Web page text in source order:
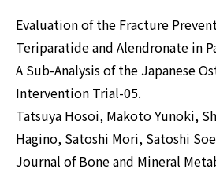
Evaluation of the Fracture
Teriparatide and Alendronate in
A Sub-Analysis of the Japanese
Intervention Trial-05.
Tatsuya Hosoi, Makoto Yunoki,
Hagino, Satoshi Mori, Satoshi
Journal of Bone and Mineral